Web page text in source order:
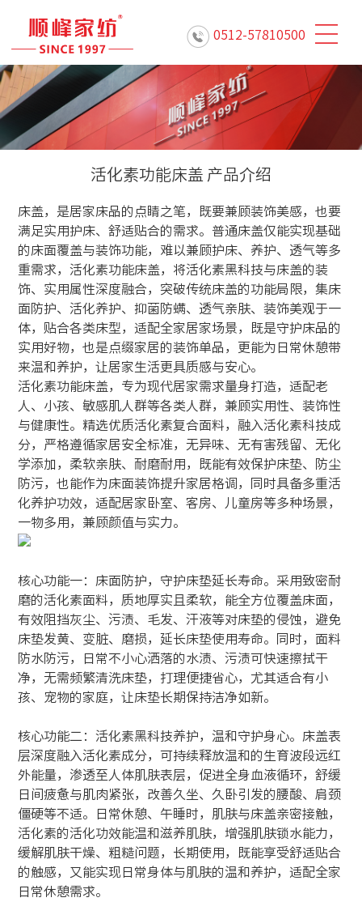
0512-57810500
活化素功能床盖 产品介绍
床盖，是居家床品的点睛之笔，既要兼顾装饰美感，也要
满足实用护床、舒适贴合的需求。普通床盖仅能实现基础
的床面覆盖与装饰功能，难以兼顾护床、养护、透气等多
重需求，活化素功能床盖，将活化素黑科技与床盖的装
饰、实用属性深度融合，突破传统床盖的功能局限，集床
面防护、活化养护、抑菌防螨、透气亲肤、装饰美观于一
体，贴合各类床型，适配全家居家场景，既是守护床品的
实用好物，也是点缀家居的装饰单品，更能为日常休憩带
来温和养护，让居家生活更具质感与安心。
活化素功能床盖，专为现代居家需求量身打造，适配老
人、小孩、敏感肌人群等各类人群，兼顾实用性、装饰性
与健康性。精选优质活化素复合面料，融入活化素科技成
分，严格遵循家居安全标准，无异味、无有害残留、无化
学添加，柔软亲肤、耐磨耐用，既能有效保护床垫、防尘
防污，也能作为床面装饰提升家居格调，同时具备多重活
化养护功效，适配居家卧室、客房、儿童房等多种场景，
一物多用，兼顾颜值与实力。
核心功能一：床面防护，守护床垫延长寿命。采用致密耐
磨的活化素面料，质地厚实且柔软，能全方位覆盖床面，
有效阻挡灰尘、污渍、毛发、汗液等对床垫的侵蚀，避免
床垫发黄、变脏、磨损，延长床垫使用寿命。同时，面料
防水防污，日常不小心洒落的水渍、污渍可快速擦拭干
净，无需频繁清洗床垫，打理便捷省心，尤其适合有小
孩、宠物的家庭，让床垫长期保持洁净如新。
核心功能二：活化素黑科技养护，温和守护身心。床盖表
层深度融入活化素成分，可持续释放温和的生育波段远红
外能量，渗透至人体肌肤表层，促进全身血液循环，舒缓
日间疲惫与肌肉紧张，改善久坐、久卧引发的腰酸、肩颈
僵硬等不适。日常休憩、午睡时，肌肤与床盖亲密接触，
活化素的活化功效能温和滋养肌肤，增强肌肤锁水能力，
缓解肌肤干燥、粗糙问题，长期使用，既能享受舒适贴合
的触感，又能实现日常身体与肌肤的温和养护，适配全家
日常休憩需求。